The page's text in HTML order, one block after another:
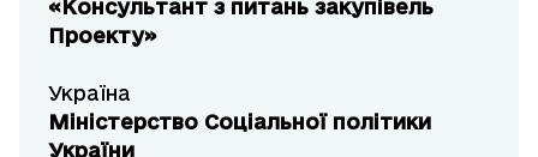
«Консультант з питань закупівель
Проекту»
Україна
Міністерство Соціальної політики
України